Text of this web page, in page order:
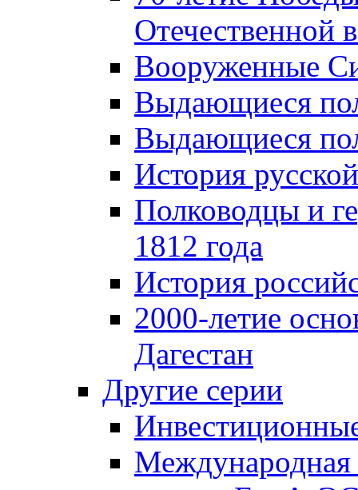
Отечественной
Вооруженные
Выдающиеся
Выдающиеся
История
Полководцы и
1812 года
История
2000-летие
Дагестан
Другие серии
Международная